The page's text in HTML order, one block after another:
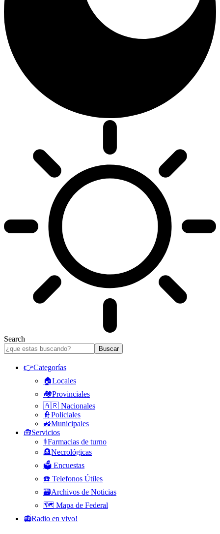
Search
👉Categorías
🏠Locales
🏘️Provinciales
🇦🇷 Nacionales
👮Policiales
🚜Municipales
🧰Servicios
⚕️Farmacias de turno
🪦Necrológicas
🗳️ Encuestas
☎️ Telefonos Útiles
🗃️Archivos de Noticias
🗺️ Mapa de Federal
📻Radio en vivo!